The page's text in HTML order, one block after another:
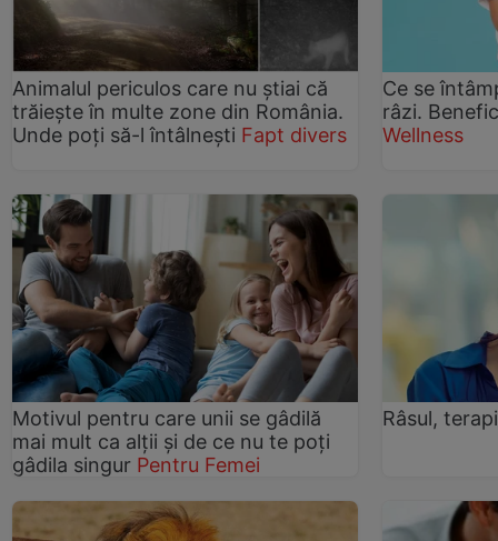
Animalul periculos care nu știai că
trăiește în multe zone din România.
Unde poți să-l întâlnești Fapt divers
Ce se
râzi.
Wellness
Motivul pentru care unii se gâdilă
mai mult ca alţii şi de ce nu te poţi
gâdila singur Pentru Femei
Râsul,